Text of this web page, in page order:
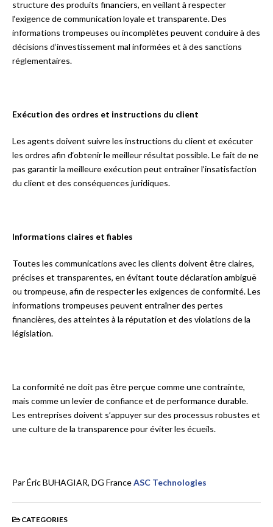
structure des produits financiers, en veillant à respecter
l‘exigence de communication loyale et transparente. Des
informations trompeuses ou incomplètes peuvent conduire à des
décisions d‘investissement mal informées et à des sanctions
réglementaires.
Exécution des ordres et instructions du client
Les agents doivent suivre les instructions du client et exécuter
les ordres afin d‘obtenir le meilleur résultat possible. Le fait de ne
pas garantir la meilleure exécution peut entraîner l‘insatisfaction
du client et des conséquences juridiques.
Informations claires et fiables
Toutes les communications avec les clients doivent être claires,
précises et transparentes, en évitant toute déclaration ambiguë
ou trompeuse, afin de respecter les exigences de conformité. Les
informations trompeuses peuvent entraîner des pertes
financières, des atteintes à la réputation et des violations de la
législation.
La conformité ne doit pas être perçue comme une contrainte,
mais comme un levier de confiance et de performance durable.
Les entreprises doivent s’appuyer sur des processus robustes et
une culture de la transparence pour éviter les écueils.
Par Éric BUHAGIAR, DG FranceASC Technologies
CATEGORIES